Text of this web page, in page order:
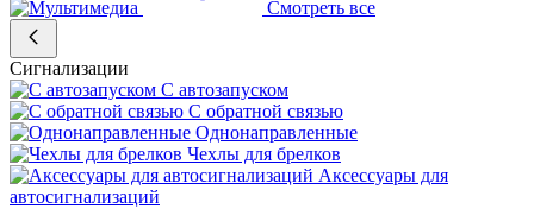
Смотреть все
Сигнализации
С автозапуском
С обратной связью
Однонаправленные
Чехлы для брелков
Аксессуары для
автосигнализаций